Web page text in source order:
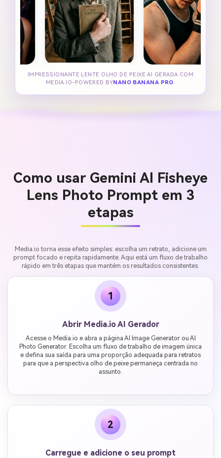
IMPRESSIONANTE LENTE OLHO DE PEIXE AI GERADA COM
MEDIA.IO-POWERED BYNANO BANANA PRO.
Como usar Gemini AI Fisheye
Lens Photo Prompt em 3
etapas
Media.io torna esse efeito simples: escolha um retrato, adicione um
prompt focado e repita rapidamente. Aqui está um fluxo de trabalho
rápido em três etapas que mantém os resultados consistentes.
1
Abrir Media.io AI Gerador
Acesse o Media.io e abra a página AI Image Generator ou AI
Photo Generator. Escolha um fluxo de trabalho de imagem única
e defina sua saída para uma proporção adequada para retratos
para que a perspectiva olho de peixe permaneça centrada no
assunto.
2
Carregue e adicione o seu prompt